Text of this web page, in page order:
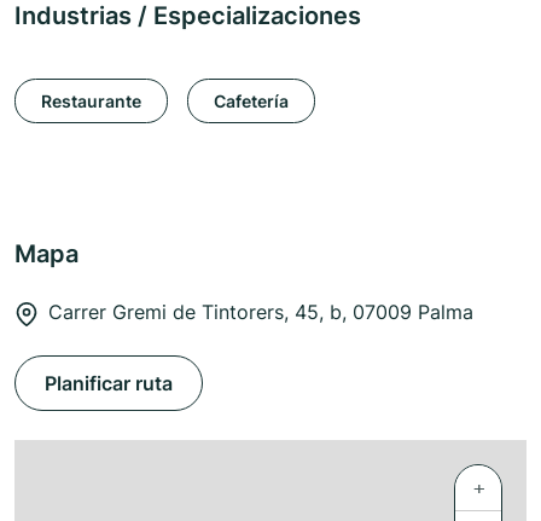
Industrias / Especializaciones
Restaurante Cafetería
Mapa
Carrer Gremi de Tintorers, 45, b, 07009 Palma
Planificar ruta
+